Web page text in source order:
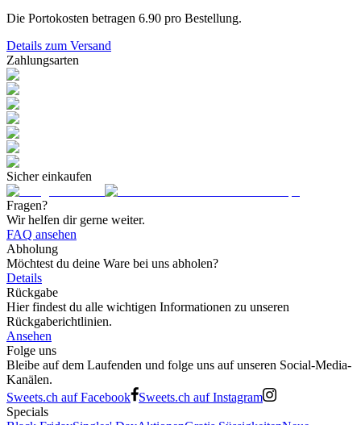
Die Portokosten betragen 6.90 pro Bestellung.
Details zum Versand
Zahlungsarten
Sicher einkaufen
Fragen?
Wir helfen dir gerne weiter.
FAQ ansehen
Abholung
Möchtest du deine Ware bei uns abholen?
Details
Rückgabe
Hier findest du alle wichtigen Informationen zu unseren
Rückgaberichtlinien.
Ansehen
Folge uns
Bleibe auf dem Laufenden und folge uns auf unseren Social-Media-
Kanälen.
Sweets.ch auf Facebook
Sweets.ch auf Instagram
Specials